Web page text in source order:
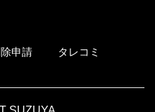
申請 タレコミ